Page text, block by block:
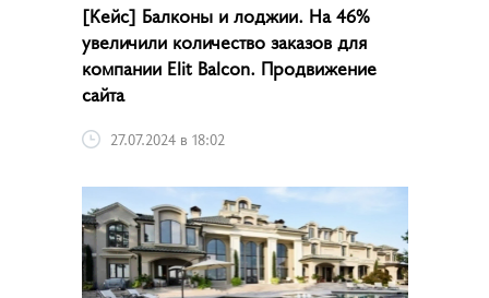
[Кейс] Балконы и лоджии. На 46%
увеличили количество заказов для
компании Elit Balcon. Продвижение
сайта
27.07.2024 в 18:02